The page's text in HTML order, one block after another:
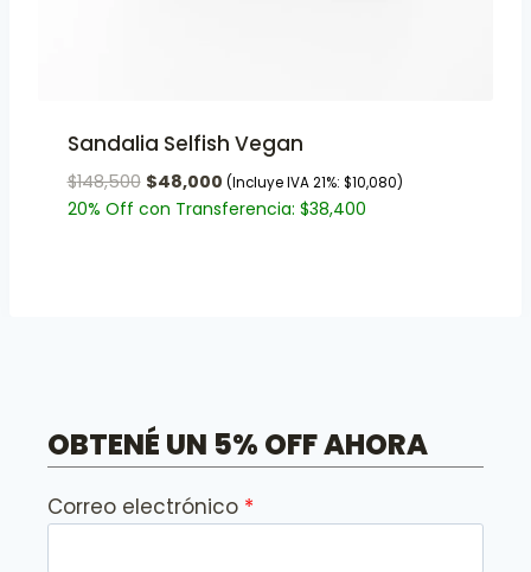
Sandalia Selfish Vegan
$148,500 $48,000 (Incluye IVA 21%: $10,080)
20% Off con Transferencia: $38,400
OBTENÉ UN 5% OFF AHORA
Correo electrónico